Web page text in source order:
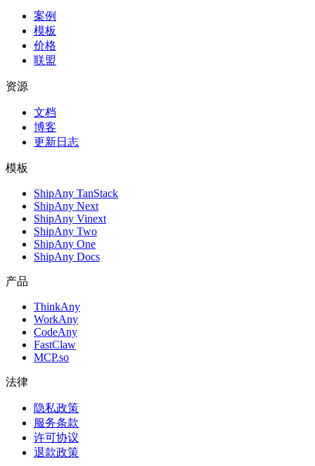
案例
模板
价格
联盟
资源
文档
博客
更新日志
模板
ShipAny TanStack
ShipAny Next
ShipAny Vinext
ShipAny Two
ShipAny One
ShipAny Docs
产品
ThinkAny
WorkAny
CodeAny
FastClaw
MCP.so
法律
隐私政策
服务条款
许可协议
退款政策